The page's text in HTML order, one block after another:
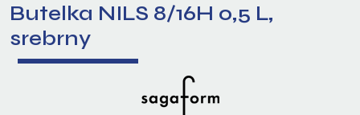
Butelka NILS 8/16H 0,5 L,
srebrny